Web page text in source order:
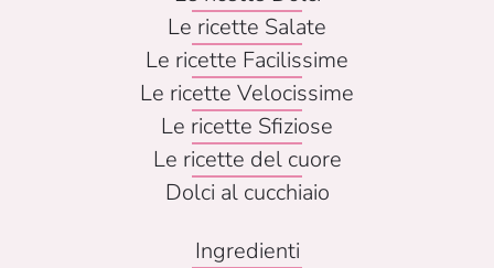
Le ricette Salate
Le ricette Facilissime
Le ricette Velocissime
Le ricette Sfiziose
Le ricette del cuore
Dolci al cucchiaio
Ingredienti